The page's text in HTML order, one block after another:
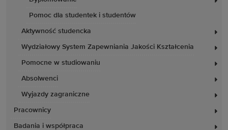
Pomoc dla studentek i studentów
Aktywność studencka
Wydziałowy System Zapewniania Jakości Kształcenia
Pomocne w studiowaniu
Absolwenci
Wyjazdy zagraniczne
Pracownicy
Badania i współpraca